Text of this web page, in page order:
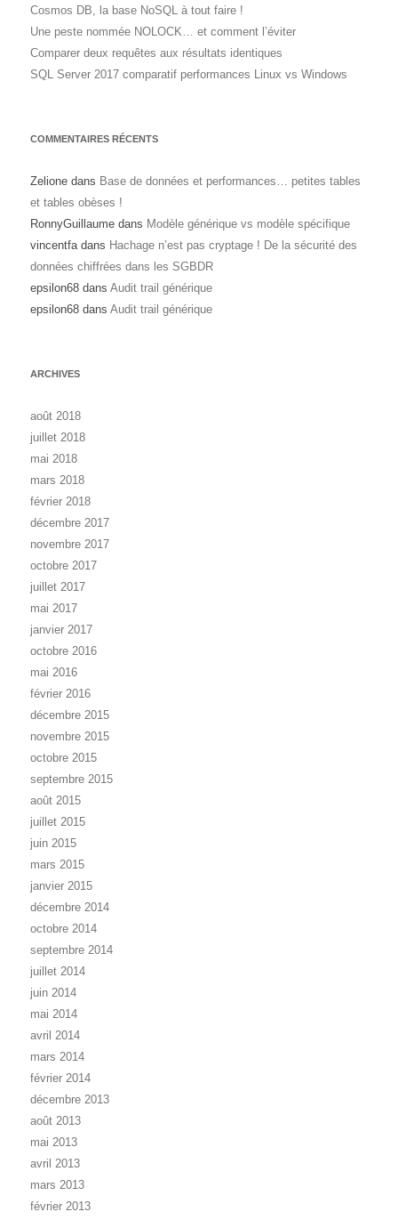
Cosmos DB, la base NoSQL à tout faire !
Une peste nommée NOLOCK… et comment l’éviter
Comparer deux requêtes aux résultats identiques
SQL Server 2017 comparatif performances Linux vs Windows
COMMENTAIRES RÉCENTS
Zelione dans Base de données et performances… petites tables
et tables obèses !
RonnyGuillaume dans Modèle générique vs modèle spécifique
vincentfadans Hachage n’est pas cryptage ! De la sécurité des
données chiffrées dans les SGBDR
epsilon68 dans Audit trail générique
epsilon68 dans Audit trail générique
ARCHIVES
août 2018
juillet 2018
mai 2018
mars 2018
février 2018
décembre 2017
novembre 2017
octobre 2017
juillet 2017
mai 2017
janvier 2017
octobre 2016
mai 2016
février 2016
décembre 2015
novembre 2015
octobre 2015
septembre 2015
août 2015
juillet 2015
juin 2015
mars 2015
janvier 2015
décembre 2014
octobre 2014
septembre 2014
juillet 2014
juin 2014
mai 2014
avril 2014
mars 2014
février 2014
décembre 2013
août 2013
mai 2013
avril 2013
mars 2013
février 2013